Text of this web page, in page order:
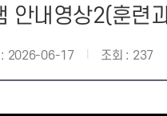
안내영상2(훈련
2026-06-17 조회 : 237